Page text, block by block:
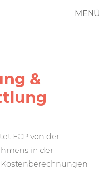
MENÜ
&
FCP von der
in der